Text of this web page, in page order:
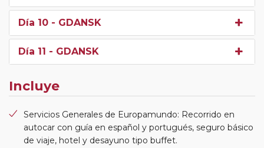
Día 10 - GDANSK
Día 11 - GDANSK
Incluye
Servicios Generales de Europamundo: Recorrido en
autocar con guía en español y portugués, seguro básico
de viaje, hotel y desayuno tipo buffet.